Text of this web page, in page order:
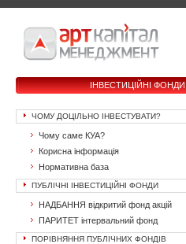
ІНВЕСТИЦІЙНІ ФОНДИ
ЧОМУ ДОЦІЛЬНО ІНВЕСТУВАТИ?
Чому саме КУА?
Корисна інформація
Нормативна база
ПУБЛІЧНІ ІНВЕСТИЦІЙНІ ФОНДИ
НАДБАННЯ відкритий фонд акцій
ПАРИТЕТ інтервальний фонд
ПОРІВНЯННЯ ПУБЛІЧНИХ ФОНДІВ